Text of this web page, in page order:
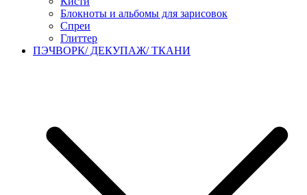
Блокноты и альбомы для зарисовок
Спреи
Глиттер
ПЭЧВОРК/ ДЕКУПАЖ/ ТКАНИ